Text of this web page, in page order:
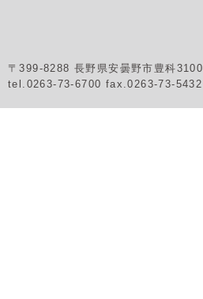
〒399-8288 長野県安曇野市豊科3100
tel.0263-73-6700 fax.0263-73-5432